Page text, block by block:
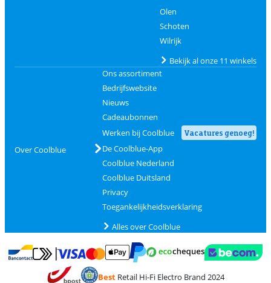
Olen
Schoten
Wilrijk
Bekijk al onze 11 winkels
Over Coolblue
Ons assortiment
Bedrijfswebsite
Nieuws
Cadeaubonnen
Werken bij Coolblue
Vacatures genoeg!
De Coolblue-App
Coolblue Nederland
Coolblue Duitsland
Privacy
Toegankelijkheidsverklaring
Alles over Coolblue
Betalen met Bancontact
Betalen met MasterCard en Visa via ClickToPay
BestRetail Hi-Fi Electro Brand 2024